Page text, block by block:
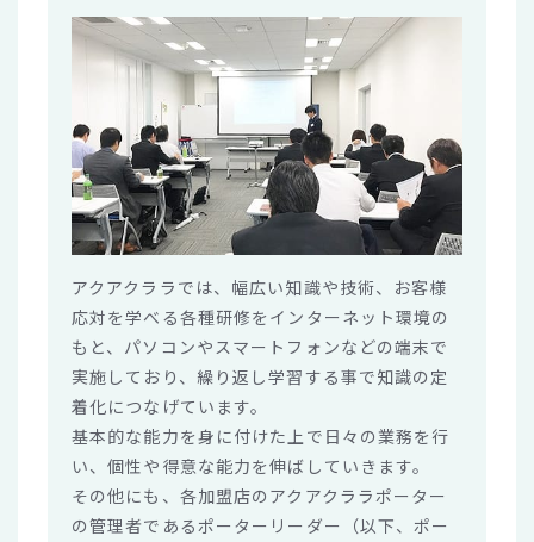
アクアクララでは、幅広い知識や技術、お客様
応対を学べる各種研修をインターネット環境の
もと、パソコンやスマートフォンなどの端末で
実施しており、繰り返し学習する事で知識の定
着化につなげています。
基本的な能力を身に付けた上で日々の業務を行
い、個性や得意な能力を伸ばしていきます。
その他にも、各加盟店のアクアクララポーター
の管理者であるポーターリーダー（以下、ポー